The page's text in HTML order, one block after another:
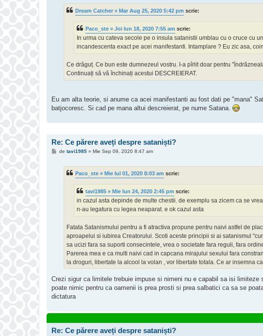
Dream Catcher » Mar Aug 25, 2020 5:42 pm scrie:
Paco_ste » Joi Iun 18, 2020 7:55 am scrie:
In urma cu cateva secole pe o insula satanistii umblau cu o cruce cu
incandescenta exact pe acei manifestanti. Intamplare ? Eu zic asa,
Ce drăguț. Ce bun este dumnezeul vostru. I-a pîrlit doar pentru
Continuați să vă închinați acestui DESCREIERAT.
Eu am alta teorie, si anume ca acei manifestanti au fost dati pe "mana"
batjocoresc. Si cad pe mana altui descreierat, pe nume Satana.
Re: Ce părere aveți despre sataniști?
Mde tavi1985» Mie Sep 09, 2020 8:47 am
Paco_ste » Mie Iul 01, 2020 8:03 am scrie:
tavi1985 » Mie Iun 24, 2020 2:45 pm scrie:
in cazul asta depinde de multe chestii. de exemplu sa zicem ca se
n-au legatura cu legea neaparat. e ok cazul asta
Fatata Satanismului pentru a fi atractiva propune pentru naivi astfel de
aproapelui si iubirea Creatorului. Scoti aceste principii si ai satanismul
sa ucizi fara sa suporti consecintele, vrea o societate fara reguli, fara
Parerea mea e ca multi naivi cad in capcana mirajului sexului fara
la droguri, libertate la alcool la volan , vor libertate totala. Ce ar insemna
fapte normalitate ?
Eu zic sa va treziti la realitate si sa rejectati astfel de "religii". De fapt
Indivizi precum Dinca din Caracal e Satanist, adica aplica principiile lui
barbati. Numai ca astazi majoritatea isi fac educatia cu filme si jocuri in
Crezi sigur ca limitele trebuie impuse si nimeni nu e capabil sa isi
poate nimic pentru ca oamenii is prea prosti si prea salbatici ca sa se
dictatura
Re: Ce părere aveți despre sataniști?